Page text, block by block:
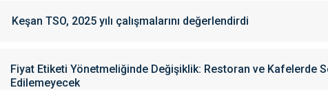
Keşan TSO, 2025 yılı çalışmalarını değerlendirdi
Fiyat Etiketi Yönetmeliğinde Değişiklik: Restoran ve Kafelerde
Edilemeyecek